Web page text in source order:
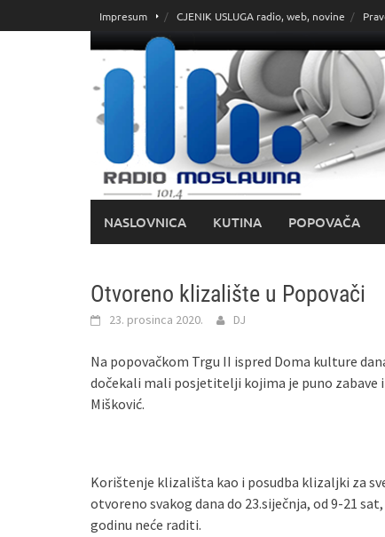
do
Impresum CJENIK USLUGA radio, web, novine
NASLOVNICA KUTINA POPOVAČA
Otvoreno klizalište u Popovači
23. prosinca 2020. DJ
Na popovačkom Trgu II ispred Doma kulture
dočekali mali posjetitelji kojima je puno
Mišković.
Korištenje klizališta kao i posudba klizaljki za
otvoreno svakog dana do 23.siječnja, od 9-21
godinu neće raditi.